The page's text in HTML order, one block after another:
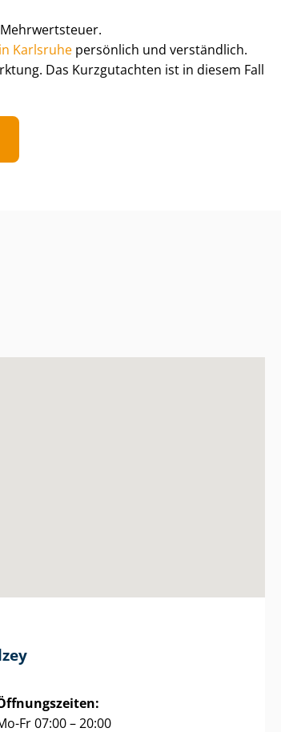
Karlsruhe persönlich und verständlich.
Das Kurzgutachten ist in diesem Fall
Fr 07:00 – 20:00